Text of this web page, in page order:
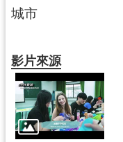
開
放
告
城市
影片來源